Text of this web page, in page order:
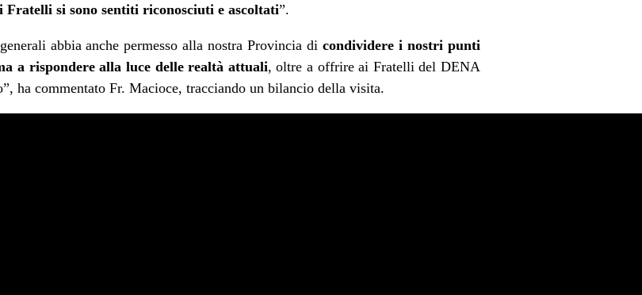
si sono sentiti riconosciuti e ascoltati”.
abbia anche permesso alla nostra Provincia dicondividere i nostri punti
a rispondere alla luce delle realtà attuali, oltre a offrire ai Fratelli del DENA
ha commentato Fr. Macioce, tracciando un bilancio della visita.